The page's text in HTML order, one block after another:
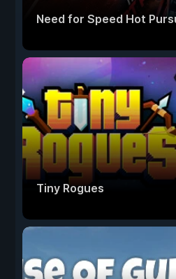
Need for Speed Hot
Tiny Rogues